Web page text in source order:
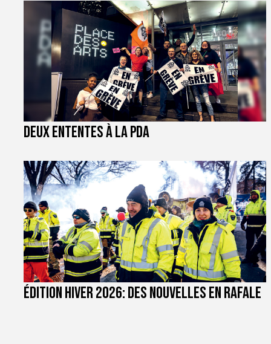
Deux ententes à la PDA
Édition hiver 2026: des nouvelles en rafale